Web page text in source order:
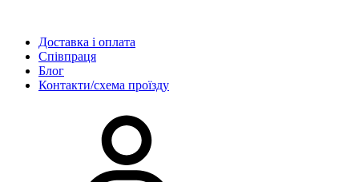
Доставка і оплата
Співпраця
Блог
Контакти/схема проїзду